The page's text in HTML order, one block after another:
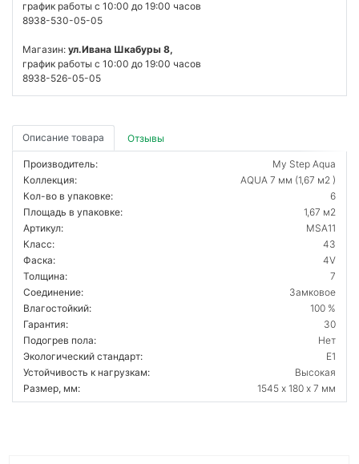
график работы с 10:00 до 19:00 часов
8938-530-05-05
Магазин: ул.Ивана Шкабуры 8,
график работы с 10:00 до 19:00 часов
8938-526-05-05
Описание товара Отзывы
Производитель:
My Step Aqua
Коллекция:
AQUA 7 мм (1,67 м2 )
Кол-во в упаковке:
6
Площадь в упаковке:
1,67 м2
Артикул:
MSA11
Класс:
43
Фаска:
4V
Толщина:
7
Соединение:
Замковое
Влагостойкий:
100 %
Гарантия:
30
Подогрев пола:
Нет
Экологический стандарт:
E1
Устойчивость к нагрузкам:
Высокая
Размер, мм:
1545 х 180 х 7 мм